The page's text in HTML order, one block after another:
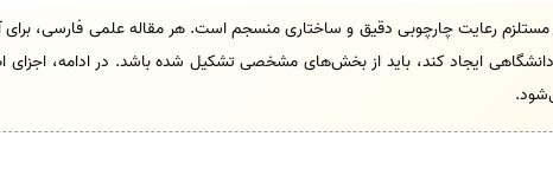
رعایت چارچوبی دقیق و ساختاری منسجم است. هر مقاله علمی فارسی، برای
دانشگاهی ایجاد کند، باید از بخش‌های مشخصی تشکیل شده باشد. در ادامه،